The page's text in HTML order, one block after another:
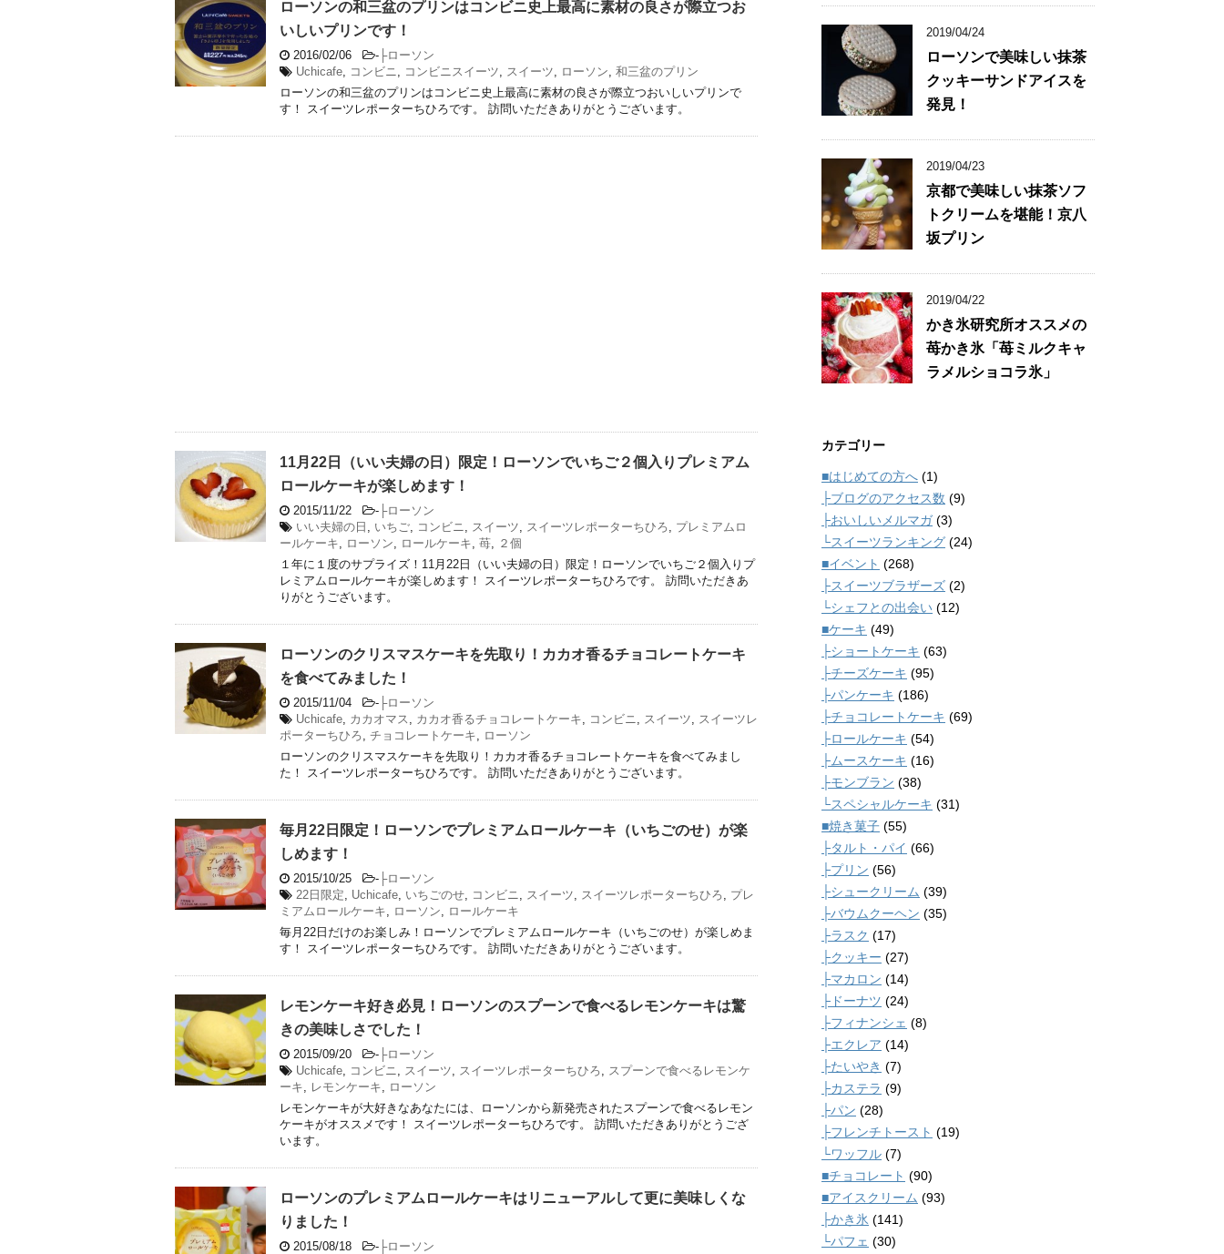
ローソンの和三盆のプリンはコンビニ史上最高に素材の良さが際立つお
いしいプリンです！
2016/02/06 - ├ローソン
Uchicafe
コンビニ コンビニスイーツ スイーツ ローソン 和三盆のプリン
ローソンの和三盆のプリンはコンビニ史上最高に素材の良さが際立つおいしいプリンで
す！ スイーツレポーターちひろです。 訪問いただきありがとうございます。
11月22日（いい夫婦の日）限定！ローソンでいちご２個入りプレミアム
ロールケーキが楽しめます！
2015/11/22 - ├ローソン
いい夫婦の日
いちご コンビニ スイーツ スイーツレポーターちひろ
プレミアムロ
ールケーキ
ローソン ロールケーキ 苺
２個
１年に１度のサプライズ！11月22日（いい夫婦の日）限定！ローソンでいちご２個入りプ
レミアムロールケーキが楽しめます！ スイーツレポーターちひろです。 訪問いただきあ
りがとうございます。
ローソンのクリスマスケーキを先取り！カカオ香るチョコレートケーキ
を食べてみました！
2015/11/04 - ├ローソン
Uchicafe
カカオマス カカオ香るチョコレートケーキ コンビニ スイーツ
スイーツレ
ポーターちひろ
チョコレートケーキ
ローソン
ローソンのクリスマスケーキを先取り！カカオ香るチョコレートケーキを食べてみまし
た！ スイーツレポーターちひろです。 訪問いただきありがとうございます。
毎月22日限定！ローソンでプレミアムロールケーキ（いちごのせ）が楽
しめます！
2015/10/25 - ├ローソン
22日限定
Uchicafe いちごのせ コンビニ スイーツ スイーツレポーターちひろ
プレ
ミアムロールケーキ
ローソン
ロールケーキ
毎月22日だけのお楽しみ！ローソンでプレミアムロールケーキ（いちごのせ）が楽しめま
す！ スイーツレポーターちひろです。 訪問いただきありがとうございます。
レモンケーキ好き必見！ローソンのスプーンで食べるレモンケーキは驚
きの美味しさでした！
2015/09/20 - ├ローソン
Uchicafe
コンビニ スイーツ スイーツレポーターちひろ
スプーンで食べるレモンケ
ーキ
レモンケーキ
ローソン
レモンケーキが大好きなあなたには、ローソンから新発売されたスプーンで食べるレモン
ケーキがオススメです！ スイーツレポーターちひろです。 訪問いただきありがとうござ
います。
ローソンのプレミアムロールケーキはリニューアルして更に美味しくな
りました！
2015/08/18 - ├ローソン
2019/04/24
ローソンで美味しい抹茶
クッキーサンドアイスを
発見！
2019/04/23
京都で美味しい抹茶ソフ
トクリームを堪能！京八
坂プリン
2019/04/22
かき氷研究所オススメの
苺かき氷「苺ミルクキャ
ラメルショコラ氷」
カテゴリー
■はじめての方へ (1)
├ブログのアクセス数 (9)
├おいしいメルマガ(3)
└スイーツランキング (24)
■イベント (268)
├スイーツブラザーズ (2)
└シェフとの出会い (12)
■ケーキ (49)
├ショートケーキ (63)
├チーズケーキ (95)
├パンケーキ (186)
├チョコレートケーキ (69)
├ロールケーキ (54)
├ムースケーキ (16)
├モンブラン (38)
└スペシャルケーキ (31)
■焼き菓子 (55)
├タルト・パイ (66)
├プリン (56)
├シュークリーム (39)
├バウムクーヘン (35)
├ラスク (17)
├クッキー (27)
├マカロン (14)
├ドーナツ (24)
├フィナンシェ (8)
├エクレア (14)
├たいやき (7)
├カステラ (9)
├パン (28)
├フレンチトースト (19)
└ワッフル (7)
■チョコレート (90)
■アイスクリーム (93)
├かき氷 (141)
└パフェ (30)